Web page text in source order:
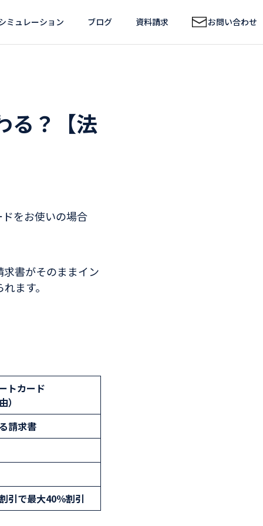
ミュレーション ブログ 資料請求 お問い合わせ
る？【法
をお使いの場合
書がそのままイン
ます。
トカード
）
請求書
引で最大40％割引